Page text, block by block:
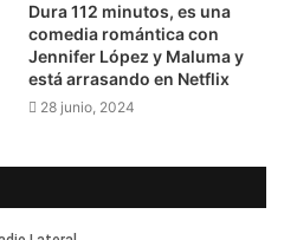
Dura 112 minutos, es una
comedia romántica con
Jennifer López y Maluma y
está arrasando en Netflix
28 junio, 2024